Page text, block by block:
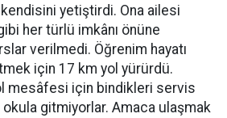
yetiştirdi. Ona ailesi
her türlü imkânı önüne
verilmedi. Öğrenim hayatı
için 17 km yol yürürdü.
mesâfesi için bindikleri servis
okula gitmiyorlar. Amaca ulaşmak